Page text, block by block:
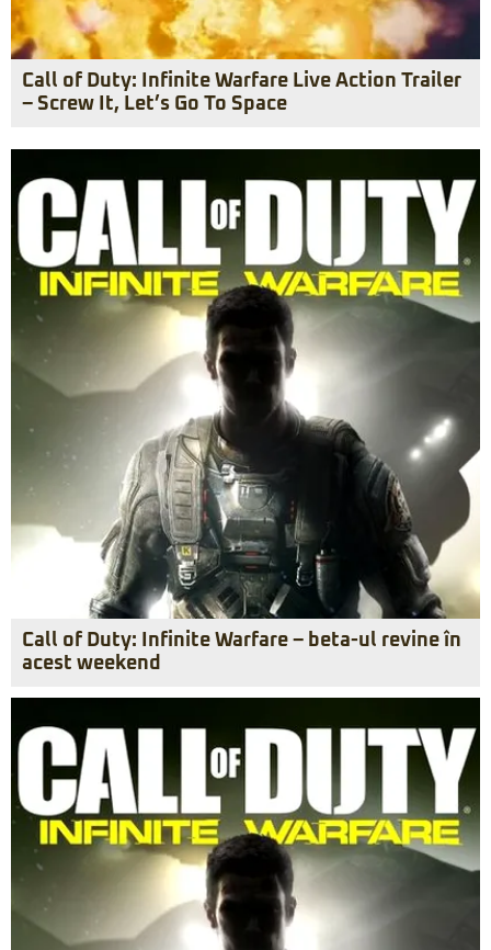
Call of Duty: Infinite Warfare Live Action Trailer
– Screw It, Let’s Go To Space
Call of Duty: Infinite Warfare – beta-ul revine în
acest weekend